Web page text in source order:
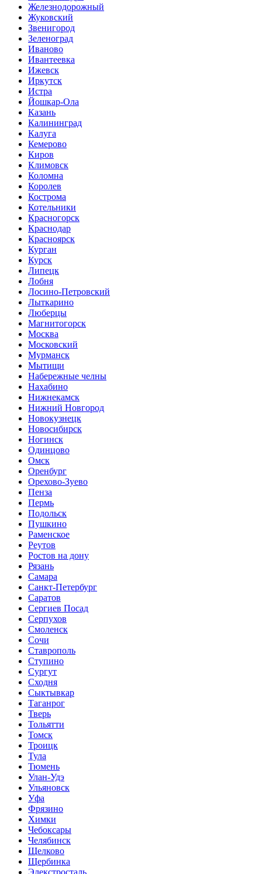
Железнодорожный
Жуковский
Звенигород
Зеленоград
Иваново
Ивантеевка
Ижевск
Иркутск
Истра
Йошкар-Ола
Казань
Калининград
Калуга
Кемерово
Киров
Климовск
Коломна
Королев
Кострома
Котельники
Красногорск
Краснодар
Красноярск
Курган
Курск
Липецк
Лобня
Лосино-Петровский
Лыткарино
Люберцы
Магнитогорск
Москва
Московский
Мурманск
Мытищи
Набережные челны
Нахабино
Нижнекамск
Нижний Новгород
Новокузнецк
Новосибирск
Ногинск
Одинцово
Омск
Оренбург
Орехово-Зуево
Пенза
Пермь
Подольск
Пушкино
Раменское
Реутов
Ростов на дону
Рязань
Самара
Санкт-Петербург
Саратов
Сергиев Посад
Серпухов
Смоленск
Сочи
Ставрополь
Ступино
Сургут
Сходня
Сыктывкар
Таганрог
Тверь
Тольятти
Томск
Троицк
Тула
Тюмень
Улан-Удэ
Ульяновск
Уфа
Фрязино
Химки
Чебоксары
Челябинск
Щелково
Щербинка
Элекстросталь